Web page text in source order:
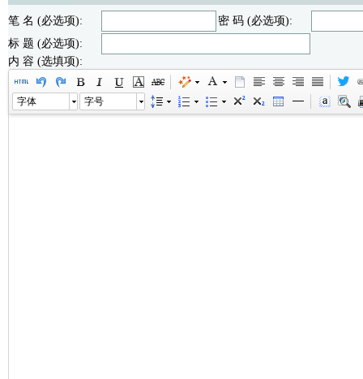
笔 名 (必选项):
密 码 (必选项):
标 题 (必选项):
内 容 (选填项):
字体 字号